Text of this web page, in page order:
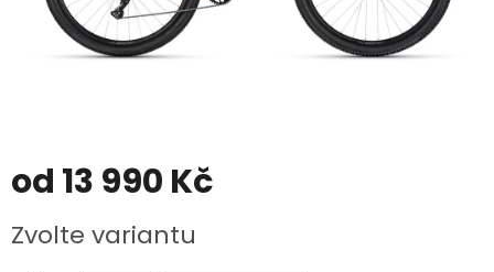
od 13 990 Kč
cena:
Zvolte variantu